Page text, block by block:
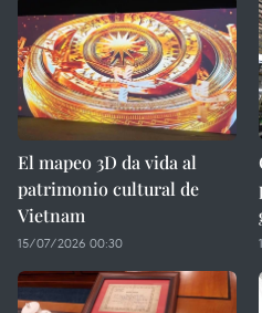
El mapeo 3D da vida al
patrimonio cultural de
Vietnam
15/07/2026 00:30